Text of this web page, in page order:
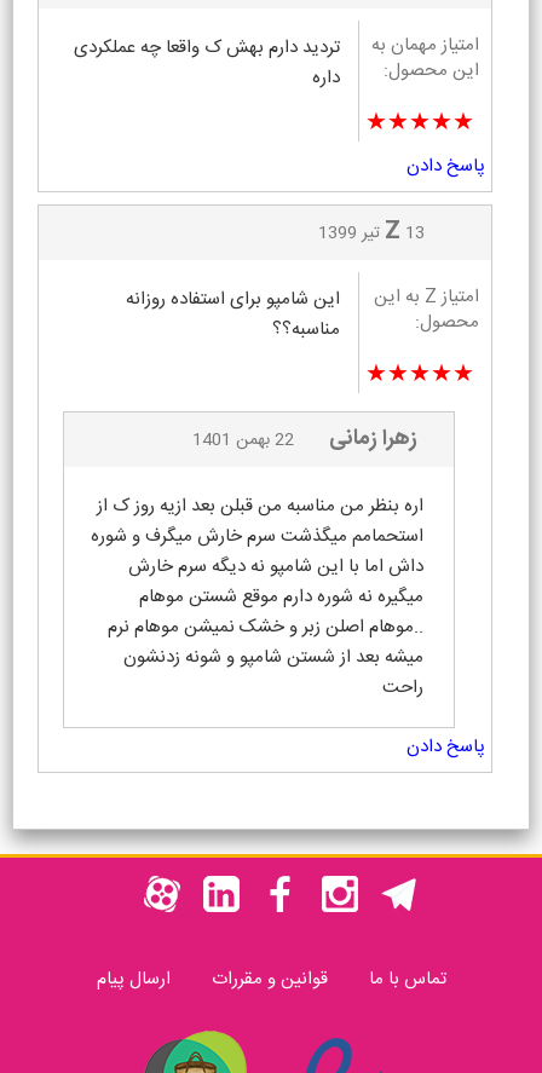
امتیاز مهمان به
این محصول:
★★★★★
تردید دارم بهش ک واقعا چه عملکردی
داره
پاسخ دادن
Z 13 تیر 1399
امتیاز Z به این
محصول:
★★★★★
این شامپو برای استفاده روزانه
مناسبه؟؟
زهرا زمانی 22 بهمن 1401
اره بنظر من مناسبه من قبلن بعد ازیه روز ک از
استحمامم میگذشت سرم خارش میگرف و شوره
داش اما با این شامپو نه دیگه سرم خارش
میگیره نه شوره دارم موقع شستن موهام
..موهام اصلن زبر و خشک نمیشن موهام نرم
میشه بعد از شستن شامپو و شونه زدنشون
راحت
پاسخ دادن
تماس با ما قوانین و مقررات ارسال پیام